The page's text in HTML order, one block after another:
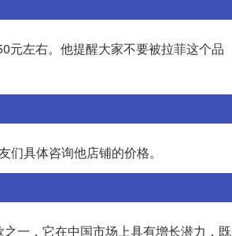
元左右。他提醒大家不要被拉菲这个品
具体咨询他店铺的价格。
一，它在中国市场上具有增长潜力，既